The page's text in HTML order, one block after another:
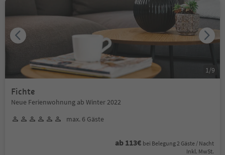
Fichte
Neue Ferienwohnung ab Winter 2022
max. 6 Gäste
ab 113€ bei Belegung 2 Gäste / Nacht
Inkl. MwSt.
1 /9